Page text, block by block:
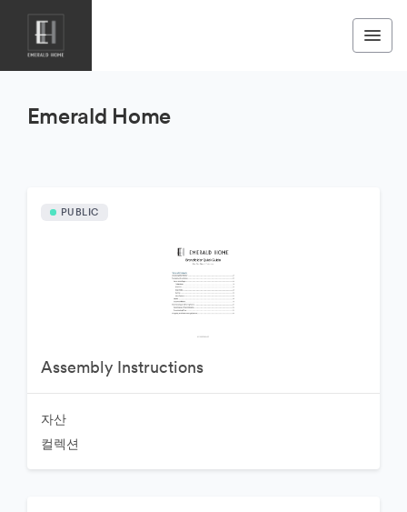
Emerald Home
PUBLIC
Assembly Instructions
자산
컬렉션